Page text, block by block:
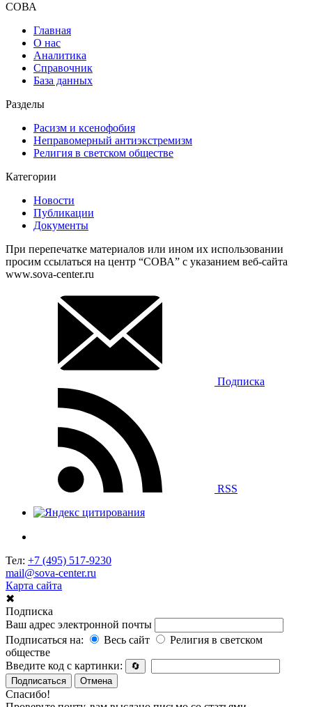
СОВА
Главная
О нас
Аналитика
Справочник
База данных
Разделы
Расизм и ксенофобия
Неправомерный антиэкстремизм
Религия в светском обществе
Категории
Новости
Публикации
Документы
При перепечатке материалов или ином их использовании
просим ссылаться на центр “СОВА” с указанием веб-сайта
www.sova-center.ru
Подписка
RSS
Тел: +7 (495) 517-9230
mail@sova-center.ru
Карта сайта
✖
Подписка
Ваш адрес электронной почты
Подписаться на:
Весь сайт
Религия в светском
обществе
Введите код с картинки:
🔄
Подписаться
Отмена
Спасибо!